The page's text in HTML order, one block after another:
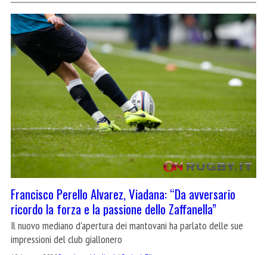
Francisco Perello Alvarez, Viadana: “Da avversario
ricordo la forza e la passione dello Zaffanella”
Il nuovo mediano d'apertura dei mantovani ha parlato delle sue
impressioni del club giallonero